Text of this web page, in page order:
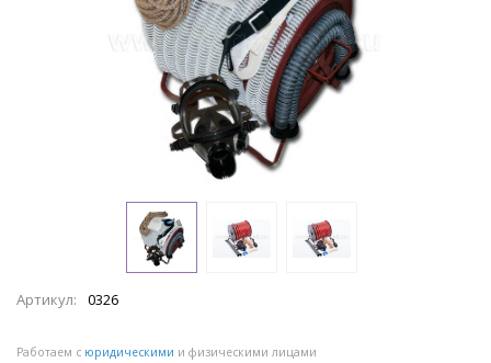
Артикул: 0326
Работаем с юридическими и физическими лицами